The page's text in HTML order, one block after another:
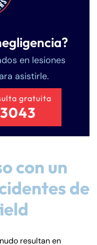
en lesiones
asistirle.
gratuita
con un
de
resultan en